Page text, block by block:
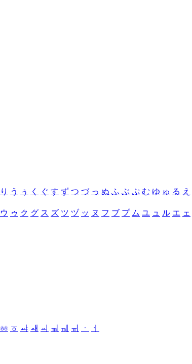
り う ぅ く ぐ す ず つ づ っ ぬ ふ ぶ ぷ む ゆ ゅ る え
ウ ゥ ク グ ス ズ ツ ヅ ッ ヌ フ ブ プ ム ユ ュ ル エ ェ
ㆅ ㆆ ㆇ ㆈ ㆉ ㆊ ㆋ ㆌ ㆍ
ㆎ